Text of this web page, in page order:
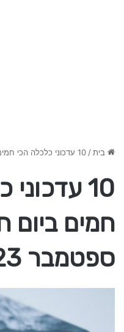
בית/10 עדכוני כלכלה הכי חמים ביום חמישי 14 ספטמבר 2023
10
ספטמבר 2023